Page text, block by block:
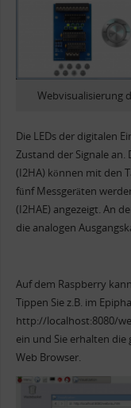
Webvisualisierung
Die LEDs der digitalen
Zustand der Signale an.
(I2HA) können mit den
fünf Messgeräten
(I2HAE) angezeigt. An
die analogen
Auf dem Raspberry
Tippen Sie z.B. im
http://localhost:8080/
ein und Sie erhalten die
Web Browser.